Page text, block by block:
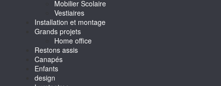
Mobilier Scolaire
Vestiaires
Installation et montage
Grands projets
Home office
Restons assis
Canapés
Enfants
design